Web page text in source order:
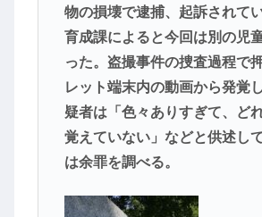
物の損壊で逮捕、起訴されて
育成課によると今回は別の児
った。盗撮事件の捜査過程で
レット端末内の動画から発覚
疑者は「色々ありすぎて、ど
覚えていない」などと供述し
は余罪を調べる。